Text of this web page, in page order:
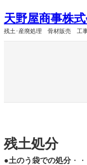
容
天野屋商事株
残土･産廃処理 骨材販売 工
残土処分
●土のう袋での処分・